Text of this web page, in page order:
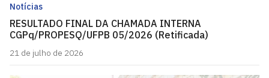
Notícias
RESULTADO FINAL DA CHAMADA INTERNA
CGPq/PROPESQ/UFPB 05/2026 (Retificada)
21 de julho de 2026